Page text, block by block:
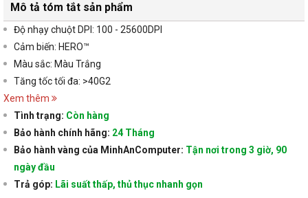
Mô tả tóm tắt sản phẩm
Độ nhạy chuột DPI: 100 - 25600DPI
Cảm biến: HERO™
Màu sắc: Màu Trắng
Tăng tốc tối đa: >40G2
Xem thêm
Tình trạng: Còn hàng
Bảo hành chính hãng: 24 Tháng
Bảo hành vàng của MinhAnComputer: Tận nơi trong 3 giờ, 90
ngày đầu
Trả góp: Lãi suất thấp, thủ thục nhanh gọn